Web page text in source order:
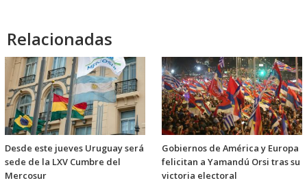
Relacionadas
Desde este jueves Uruguay será
sede de la LXV Cumbre del
Mercosur
Gobiernos de América y Europa
felicitan a Yamandú Orsi tras su
victoria electoral